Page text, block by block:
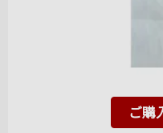
ご購